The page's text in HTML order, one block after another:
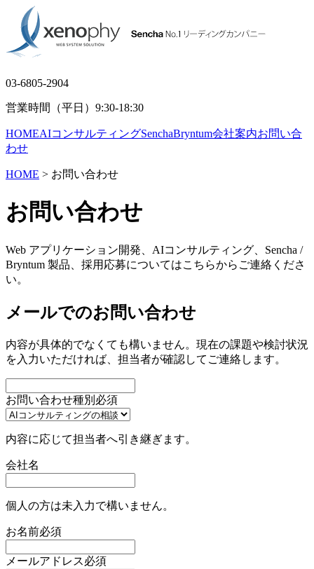
03-6805-2904
営業時間（平日）9:30-18:30
HOMEAIコンサルティングSenchaBryntum会社案内お問い合
わせ
HOME > お問い合わせ
お問い合わせ
Web アプリケーション開発、AIコンサルティング、Sencha /
Bryntum 製品、採用応募についてはこちらからご連絡くださ
い。
メールでのお問い合わせ
内容が具体的でなくても構いません。現在の課題や検討状況
を入力いただければ、担当者が確認してご連絡します。
お問い合わせ種別 必須
内容に応じて担当者へ引き継ぎます。
会社名
個人の方は未入力で構いません。
お名前必須
メールアドレス必須